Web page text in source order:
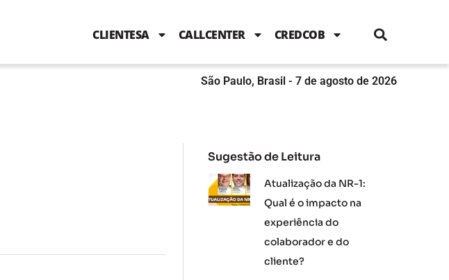
b
o
k
t
e
b
n
g
a
m
CLIENTESA CALLCENTER CREDCOB
São Paulo, Brasil - 7 de agosto de 2026
Sugestão de Leitura
Atualização da NR-1:
Qual é o impacto na
experiência do
colaborador e do
cliente?